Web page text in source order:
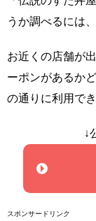
うか調べるには
お近くの店舗が
ーポンがあるか
の通りに利用でき
↓
スポンサードリンク